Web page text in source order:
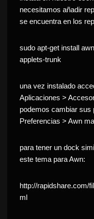
necesitamos añadir
se encuentra en los
sudo apt-get install
applets-trunk
una vez instalado
Aplicaciones >
podemos cambiar sus
Preferencias > Awn
para tener un dock
este tema para Awn:
http://rapidshare.com/
ml